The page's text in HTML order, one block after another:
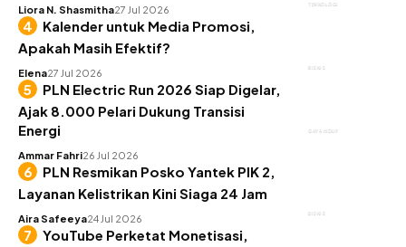
TEKNOLOGI
Liora N. Shasmitha27 Jul 2026
BISNIS
Kalender untuk Media Promosi,
Apakah Masih Efektif?
Elena27 Jul 2026
GAYA HIDUP
PLN Electric Run 2026 Siap Digelar,
Ajak 8.000 Pelari Dukung Transisi
Energi
Ammar Fahri26 Jul 2026
BISNIS
PLN Resmikan Posko Yantek PIK 2,
Layanan Kelistrikan Kini Siaga 24 Jam
Aira Safeeya24 Jul 2026
YouTube Perketat Monetisasi,